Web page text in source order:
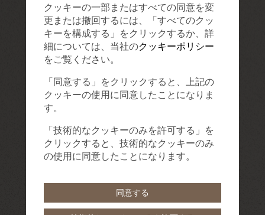
クッキーの一部またはすべての同意を変
更または撤回するには、「すべてのクッ
キーを構成する」をクリックするか、詳
細については、当社のクッキーポリシー
をご覧ください。
「同意する」をクリックすると、上記の
クッキーの使用に同意したことになりま
す。
「技術的なクッキーのみを許可する」を
クリックすると、技術的なクッキーのみ
の使用に同意したことになります。
同意する